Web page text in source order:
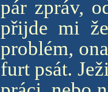
pár zpráv,
přijde mi
problém,
furt psát.